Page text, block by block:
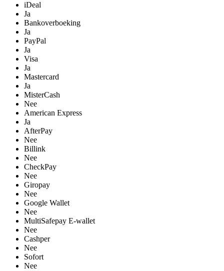
iDeal
Ja
Bankoverboeking
Ja
PayPal
Ja
Visa
Ja
Mastercard
Ja
MisterCash
Nee
American Express
Ja
AfterPay
Nee
Billink
Nee
CheckPay
Nee
Giropay
Nee
Google Wallet
Nee
MultiSafepay E-wallet
Nee
Cashper
Nee
Sofort
Nee